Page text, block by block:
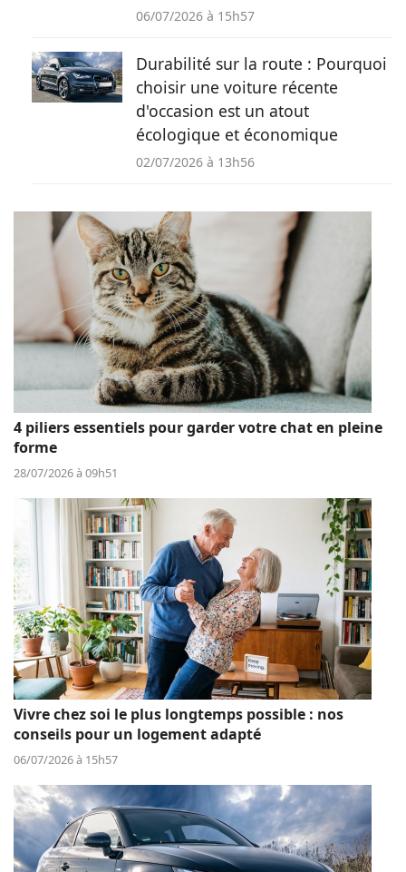
06/07/2026 à 15h57
Durabilité sur la route : Pourquoi
choisir une voiture récente
d'occasion est un atout
écologique et économique
02/07/2026 à 13h56
4 piliers essentiels pour garder votre chat en pleine
forme
28/07/2026 à 09h51
Vivre chez soi le plus longtemps possible : nos
conseils pour un logement adapté
06/07/2026 à 15h57